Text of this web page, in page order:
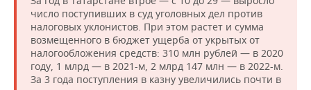
число поступивших в суд уголовных дел против
налоговых уклонистов. При этом растет и сумма
возмещенного в бюджет ущерба от укрытых от
налогообложения средств: 310 млн рублей — в 2020
году, 1 млрд — в 2021-м, 2 млрд 147 млн — в 2022-м.
За 3 года поступления в казну увеличились почти в